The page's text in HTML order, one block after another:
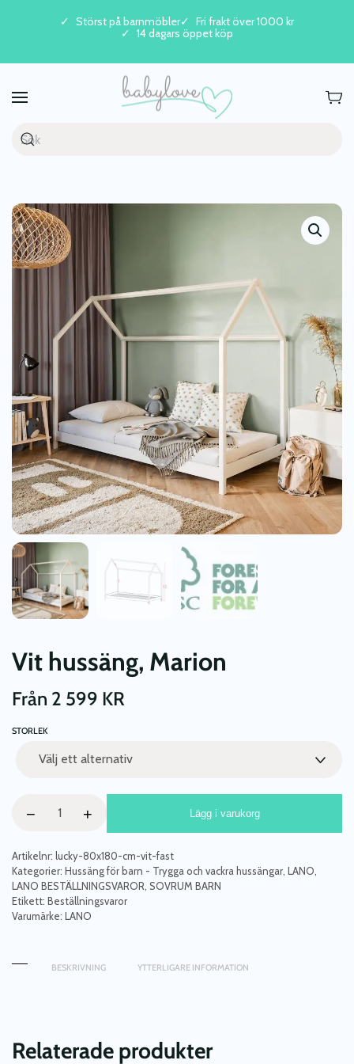
Skip to main content
Störst på barnmöbler
Fri frakt över 1000 kr
14 dagars öppet köp
Vit hussäng, Marion
Från 2 599 KR
STORLEK
hussäng,
mängd
− + Lägg i varukorg
Artikelnr: lucky-80x180-cm-vit-fast
Kategorier: Hussäng för barn - Trygga och vackra hussängar LANO
LANO BESTÄLLNINGSVAROR SOVRUM BARN
Etikett: Beställningsvaror
Varumärke: LANO
BESKRIVNING YTTERLIGARE INFORMATION
Relaterade produkter